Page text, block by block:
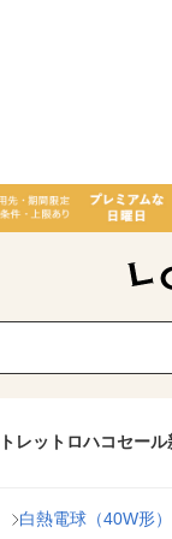
レット ロハコセール
白熱電球（40W形）